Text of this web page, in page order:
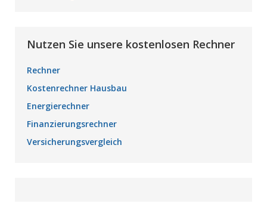
Nutzen Sie unsere kostenlosen Rechner
Rechner
Kostenrechner Hausbau
Energierechner
Finanzierungsrechner
Versicherungsvergleich